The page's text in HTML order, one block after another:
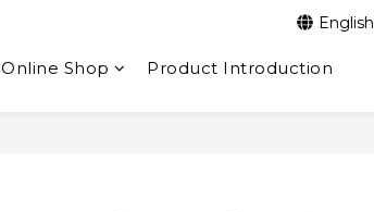
English
Online Shop Product Introduction